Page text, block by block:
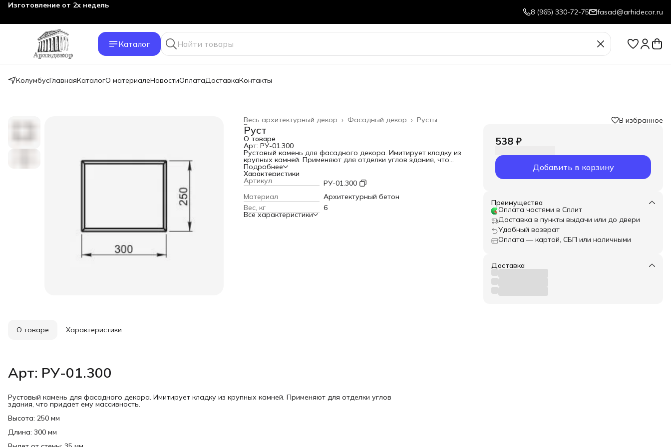
8 (965) 330-72-75 fasad@arhidecor.ru
Каталог
КолумбусГлавнаяКаталогО материалеНовостиОплатаДоставкаКонтакты
Русты
Фасадный декор ›
Весь архитектурный декор ›
Главная
Руст
О товаре
Арт: РУ-01.300
Рустовый камень для фасадного декора. Имитирует кладку из
крупных камней. Применяют для отделки углов здания, что
придает ему массивность.
Высота: 250 мм
Длина: 300 мм
Вылет от стены: 35 мм
Вес: 6 кг
Подробнее
Характеристики
Артикул
РУ-01.300
Материал
Архитектурный бетон
Вес, кг
6
Все характеристики
В избранное
538 ₽
Добавить в корзину
Преимущества
Оплата частями в Сплит
Доставка в пункты выдачи или до двери
Удобный возврат
Оплата — картой, СБП или наличными
Доставка
О товаре Характеристики
Арт: РУ-01.300
Рустовый камень для фасадного декора. Имитирует кладку из крупных камней. Применяют для отделки углов
здания, что придает ему массивность.
Высота: 250 мм
Длина: 300 мм